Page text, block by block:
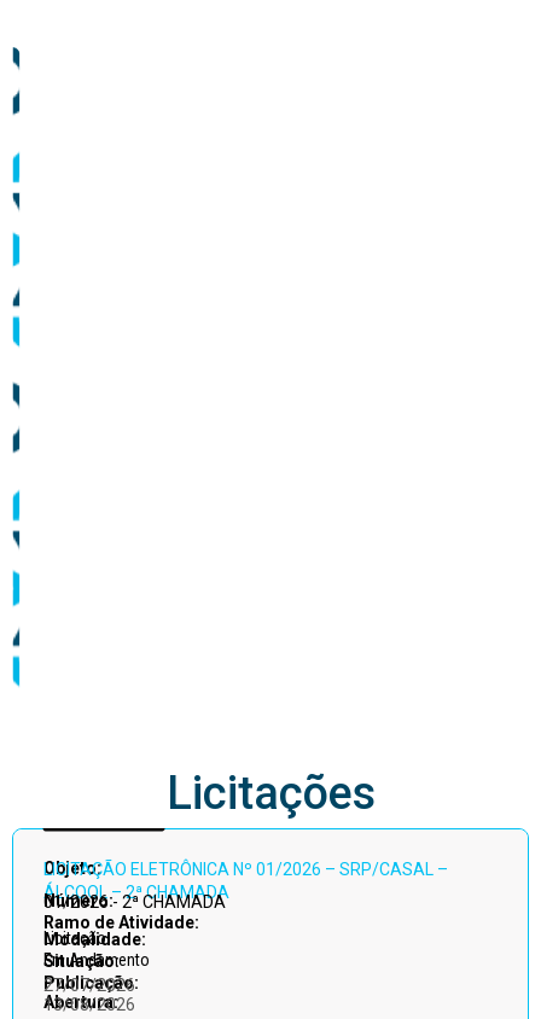
Acessar
todos
Licitações
Objeto:
LICITAÇÃO ELETRÔNICA Nº 01/2026 – SRP/CASAL –
ÁLCOOL – 2ª CHAMADA
Número:
01/2026 - 2ª CHAMADA
Ramo de Atividade:
Modalidade:
Licitação
Situação:
Em Andamento
Publicação:
27/07/2026
Abertura:
13/08/2026